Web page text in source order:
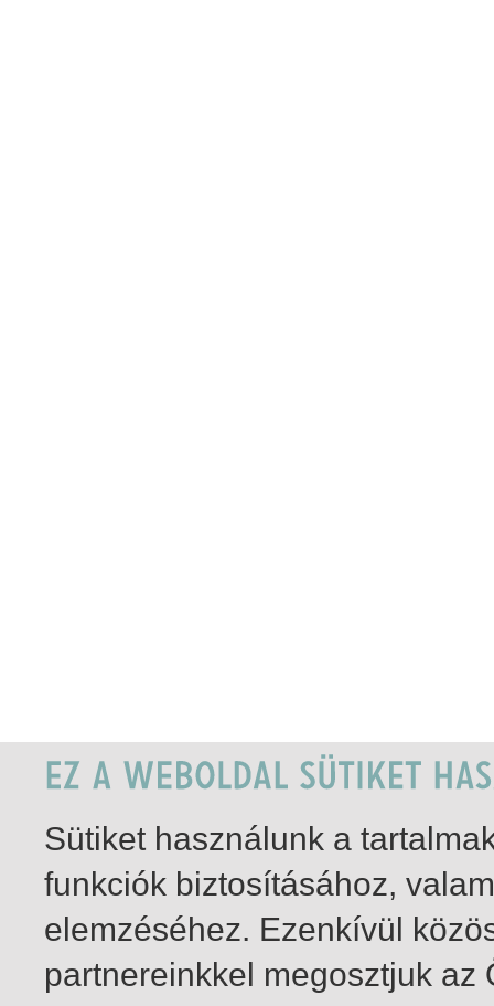
Sütiket használunk a
funkciók biztosításához,
elemzéséhez. Ezenkívül
partnereinkkel megosztjuk